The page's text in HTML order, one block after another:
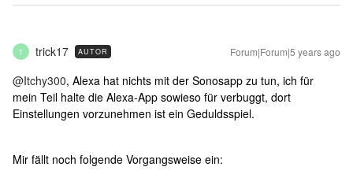
T trick17 AUTOR Forum|Forum|5 years ago
@Itchy300, Alexa hat nichts mit der Sonosapp zu tun, ich für
mein Teil halte die Alexa-App sowieso für verbuggt, dort
Einstellungen vorzunehmen ist ein Geduldsspiel.
Mir fällt noch folgende Vorgangsweise ein: